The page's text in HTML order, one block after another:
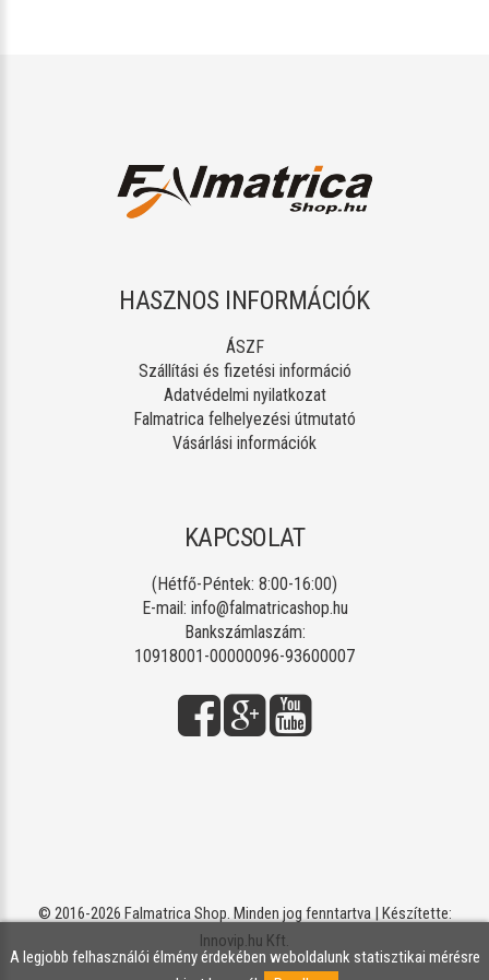
HASZNOS INFORMÁCIÓK
ÁSZF
Szállítási és fizetési információ
Adatvédelmi nyilatkozat
Falmatrica felhelyezési útmutató
Vásárlási információk
KAPCSOLAT
(Hétfő-Péntek: 8:00-16:00)
E-mail: info@falmatricashop.hu
Bankszámlaszám:
10918001-00000096-93600007
© 2016-2026 Falmatrica Shop. Minden jog fenntartva | Készítette:
Innovip.hu Kft.
A legjobb felhasználói élmény érdekében weboldalunk statisztikai mérésre